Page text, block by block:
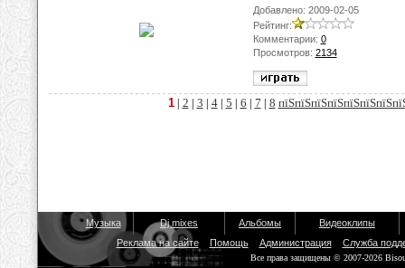
Добавлено: 2009-02-05
Рейтинг:
Комментарии: 0
Просмотров: 2134
1| 2 3 4| 5 6 7 8
Музыка Dj mixes Альбомы
Видеоклипы
Реклама на сайте
Помощь Администрация Служба
Все права защищены © 2007-2026